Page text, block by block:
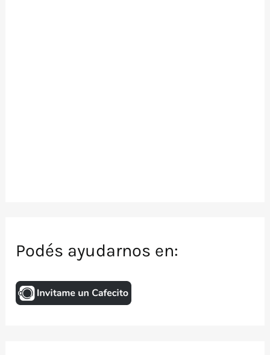
Podés ayudarnos en: